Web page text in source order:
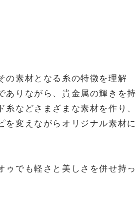
の素材となる糸の特徴を理解
ありながら、貴金属の輝きを持
などさまざまな素材を作り、
を変えながらオリジナル素材に
ゥでも軽さと美しさを併せ持っ